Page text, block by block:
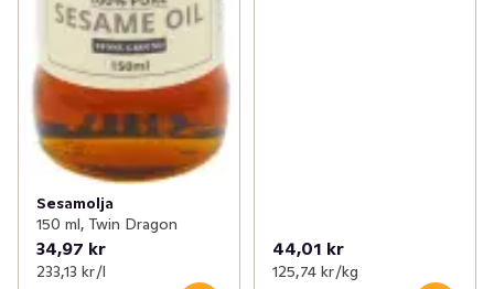
Sesamolja
150 ml, Twin Dragon
34,97 kr
233,13 kr /l
44,01 kr
125,74 kr /kg